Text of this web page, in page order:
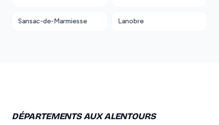
Sansac-de-Marmiesse Lanobre
DÉPARTEMENTS AUX ALENTOURS